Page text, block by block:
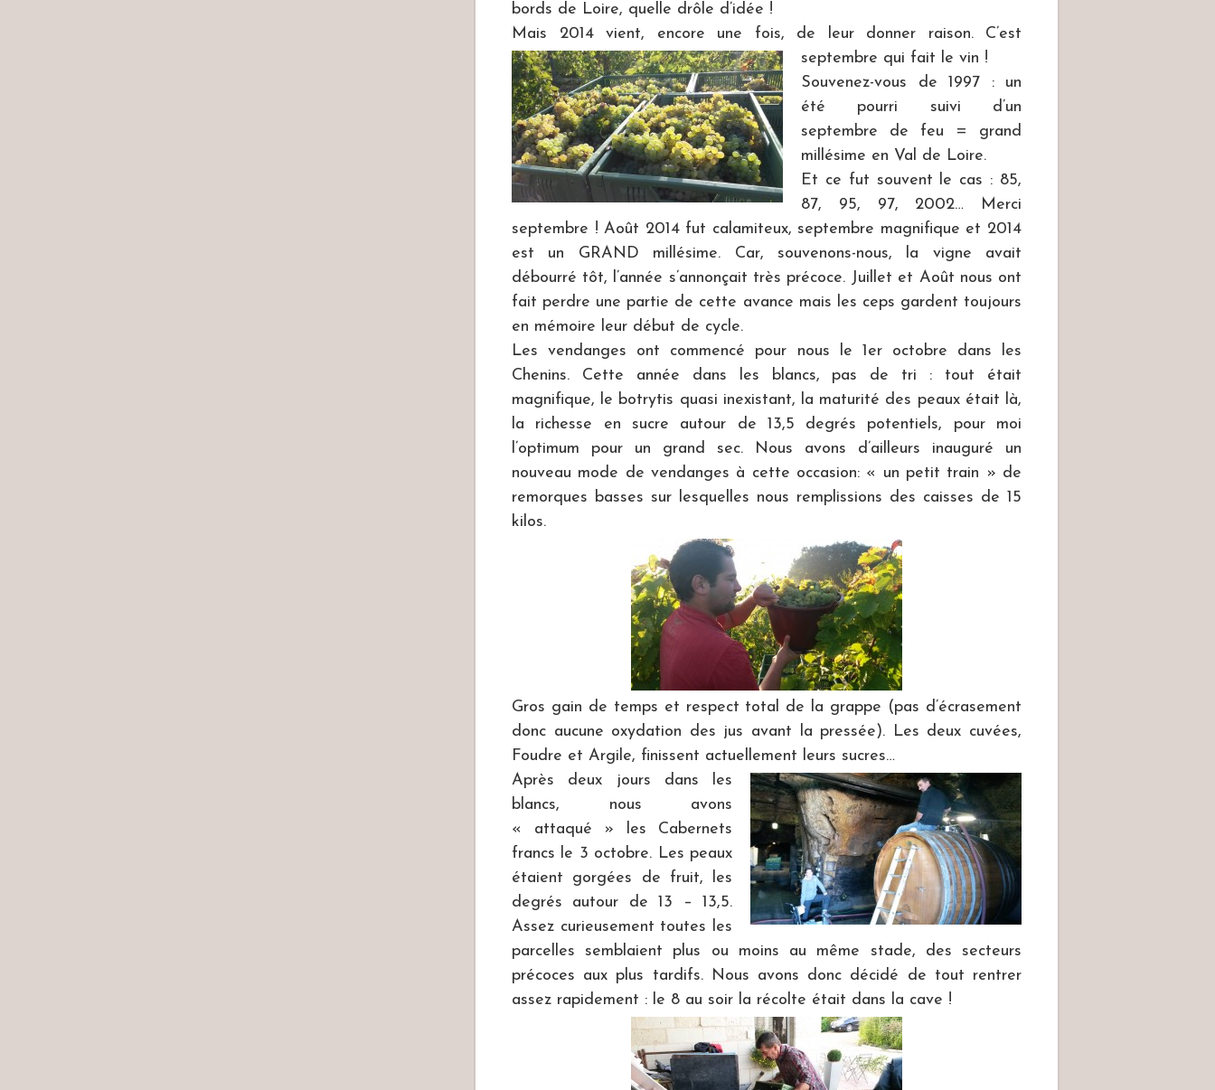
bords de Loire, quelle drôle d’idée !
Mais 2014 vient, encore une fois, de leur donner raison. C’est
septembre qui fait le vin !
Souvenez-vous de 1997 : un
été pourri suivi d’un
septembre de feu = grand
millésime en Val de Loire.
Et ce fut souvent le cas : 85,
87, 95, 97, 2002… Merci
septembre ! Août 2014 fut calamiteux, septembre magnifique et 2014
est un GRAND millésime. Car, souvenons-nous, la vigne avait
débourré tôt, l’année s’annonçait très précoce. Juillet et Août nous ont
fait perdre une partie de cette avance mais les ceps gardent toujours
en mémoire leur début de cycle.
Les vendanges ont commencé pour nous le 1er octobre dans les
Chenins. Cette année dans les blancs, pas de tri : tout était
magnifique, le botrytis quasi inexistant, la maturité des peaux était là,
la richesse en sucre autour de 13,5 degrés potentiels, pour moi
l’optimum pour un grand sec. Nous avons d’ailleurs inauguré un
nouveau mode de vendanges à cette occasion: « un petit train » de
remorques basses sur lesquelles nous remplissions des caisses de 15
kilos.
Gros gain de temps et respect total de la grappe (pas d’écrasement
donc aucune oxydation des jus avant la pressée). Les deux cuvées,
Foudre et Argile, finissent actuellement leurs sucres…
Après deux jours dans les
blancs, nous avons
« attaqué » les Cabernets
francs le 3 octobre. Les peaux
étaient gorgées de fruit, les
degrés autour de 13 – 13,5.
Assez curieusement toutes les
parcelles semblaient plus ou moins au même stade, des secteurs
précoces aux plus tardifs. Nous avons donc décidé de tout rentrer
assez rapidement : le 8 au soir la récolte était dans la cave !